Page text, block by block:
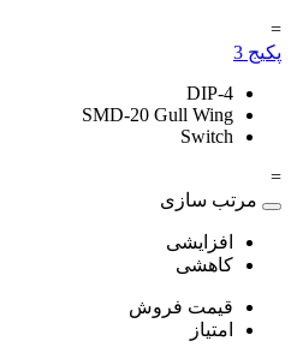
=
پکیج 3
DIP-4
SMD-20 Gull Wing
Switch
=
مرتب سازی
افزایشی
کاهشی
قیمت فروش
امتیاز